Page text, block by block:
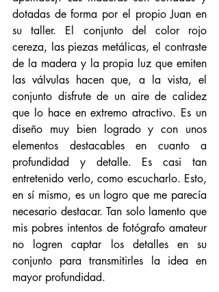
dotadas de forma por el propio Juan en
su taller. El conjunto del color rojo
cereza, las piezas metálicas, el contraste
de la madera y la propia luz que emiten
las válvulas hacen que, a la vista, el
conjunto disfrute de un aire de calidez
que lo hace en extremo atractivo. Es un
diseño muy bien logrado y con unos
elementos destacables en cuanto a
profundidad y detalle. Es casi tan
entretenido verlo, como escucharlo. Esto,
en sí mismo, es un logro que me parecía
necesario destacar. Tan solo lamento que
mis pobres intentos de fotógrafo amateur
no logren captar los detalles en su
conjunto para transmitirles la idea en
mayor profundidad.